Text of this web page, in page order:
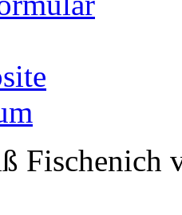
Fischenich